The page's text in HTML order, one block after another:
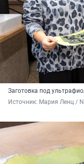
Заготовка под
Источник: Мария Ленц /